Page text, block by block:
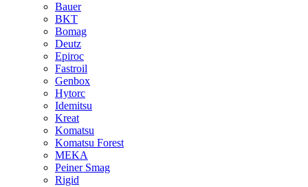
Bauer
BKT
Bomag
Deutz
Epiroc
Fastroil
Genbox
Hytorc
Idemitsu
Kreat
Komatsu
Komatsu Forest
MEKA
Peiner Smag
Rigid